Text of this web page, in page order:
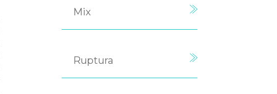
Mix
Ruptura